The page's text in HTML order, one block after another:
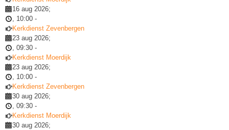
16 aug 2026;
, 10:00 -
Kerkdienst Zevenbergen
23 aug 2026;
, 09:30 -
Kerkdienst Moerdijk
23 aug 2026;
, 10:00 -
Kerkdienst Zevenbergen
30 aug 2026;
, 09:30 -
Kerkdienst Moerdijk
30 aug 2026;